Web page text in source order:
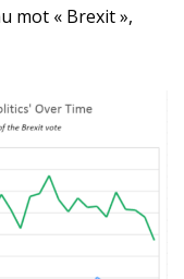
mot « Brexit »,